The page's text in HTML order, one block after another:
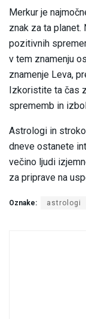
Merkur je
znak za ta planet.
pozitivnih
v tem znamenju
znamenje Leva,
Izkoristite ta čas
sprememb in
Astrologi in
dneve ostanete
večino ljudi
za priprave na
Oznake: astrologi